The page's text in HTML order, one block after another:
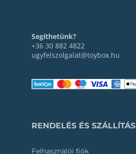
Segíthetünk?
+36 30 882 4822
ugyfelszolgalat@toybox.hu
RENDELÉS ÉS SZÁLLÍTÁS
Felhasználói fiók